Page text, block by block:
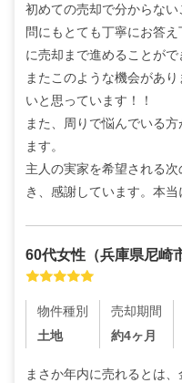
初めての売却で分からな
問にもとても丁寧にお答
に売却まで進めることがで
またこのような機会があ
いと思っています！！
また、周りで悩んでいる
ます。
主人の実家を希望される
き、感謝しています。本当
60代女性 （兵庫県尼崎
物件種別
土地
売却期間
約4ヶ月
まさか年内に売れるとは